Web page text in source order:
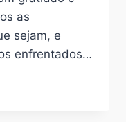
as
sejam, e
enfrentados…